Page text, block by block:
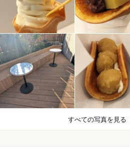
すべての写真を見る